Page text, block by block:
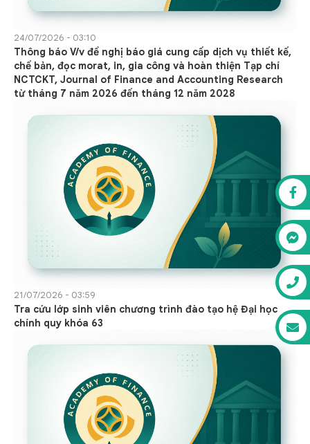
24/07/2026 - 03:10
Thông báo V/v đề nghị báo giá cung cấp dịch vụ thiết kế,
chế bản, đọc morat, in, gia công và hoàn thiện Tạp chí
NCTCKT, Journal of Finance and Accounting Research
từ tháng 7 năm 2026 đến tháng 12 năm 2028
21/07/2026 - 03:59
Tra cứu lớp sinh viên chương trình đào tạo hệ Đại học
chính quy khóa 63